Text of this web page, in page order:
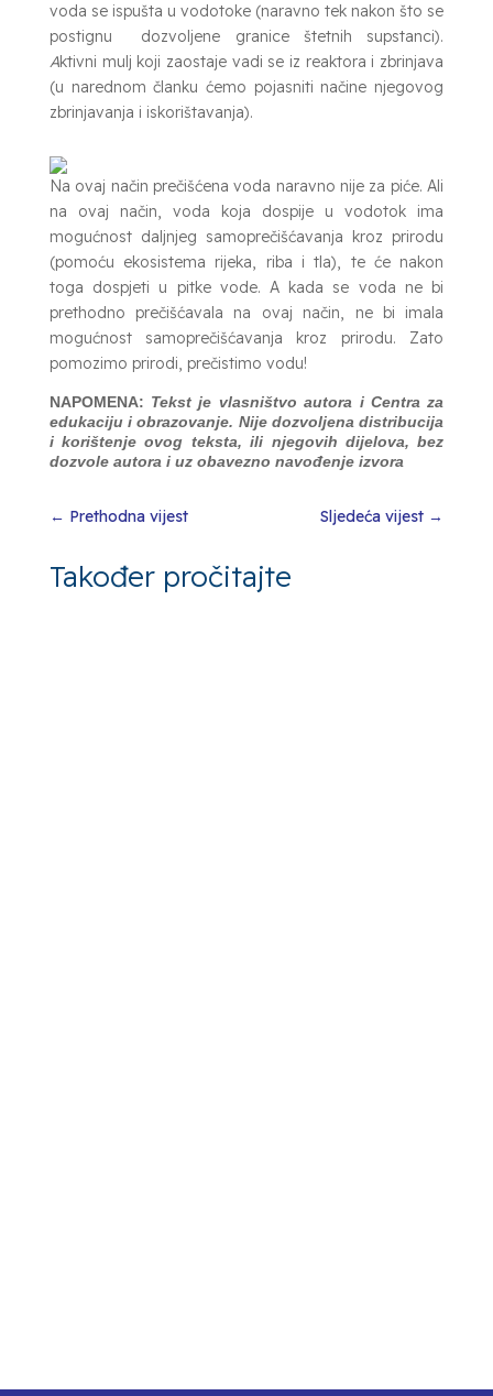
voda se ispušta u vodotoke (naravno tek nakon što se
postignu
dozvoljene granice štetnih supstanci).
Aktivni mulj koji zaostaje vadi se iz reaktora i zbrinjava
(u narednom članku ćemo pojasniti načine njegovog
zbrinjavanja i iskorištavanja).
Na ovaj način prečišćena voda naravno nije za piće. Ali
na ovaj način, voda koja dospije u vodotok ima
mogućnost daljnjeg samoprečišćavanja kroz prirodu
(pomoću ekosistema rijeka, riba i tla), te će nakon
toga dospjeti u pitke vode. A kada se voda ne bi
prethodno prečišćavala na ovaj način, ne bi imala
mogućnost samoprečišćavanja kroz prirodu. Zato
pomozimo prirodi, prečistimo vodu!
NAPOMENA: Tekst je vlasništvo autora i Centra za
edukaciju i obrazovanje. Nije dozvoljena distribucija
i korištenje ovog teksta, ili njegovih dijelova, bez
dozvole autora i uz obavezno navođenje izvora
← Prethodna vijest Sljedeća vijest →
Također pročitajte